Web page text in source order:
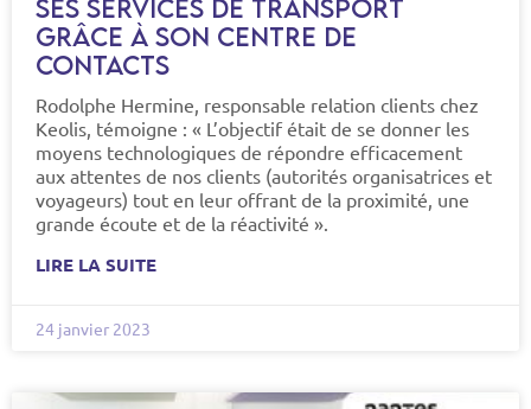
ses services de transport
grâce à son centre de
contacts
Rodolphe Hermine, responsable relation clients chez
Keolis, témoigne : « L’objectif était de se donner les
moyens technologiques de répondre efficacement
aux attentes de nos clients (autorités organisatrices et
voyageurs) tout en leur offrant de la proximité, une
grande écoute et de la réactivité ».
LIRE LA SUITE
24 janvier 2023